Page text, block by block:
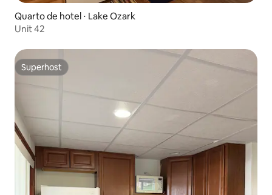
Quarto de hotel ⋅ Lake Ozark
Unit 42
Superhost
Superhost